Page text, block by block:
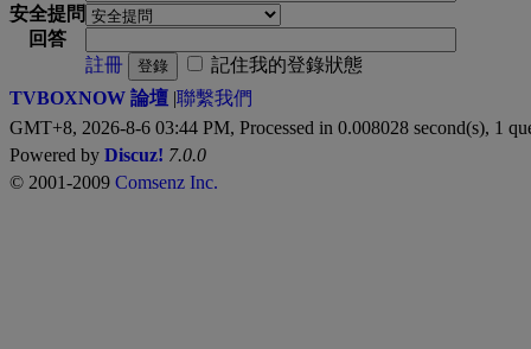
安全提問
回答
註冊
登錄
記住我的登錄狀態
TVBOXNOW 論壇 |聯繫我們
GMT+8, 2026-8-6 03:44 PM, Processed in 0.008028 second(s), 1
Powered by Discuz! 7.0.0
© 2001-2009 Comsenz Inc.